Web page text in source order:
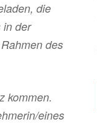
die
in der
des
kommen.
eines